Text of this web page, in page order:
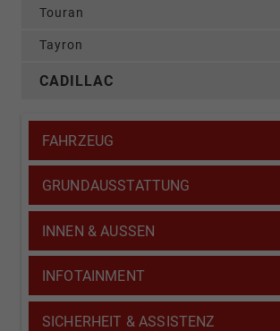
Touran
Tayron
CADILLAC
FAHRZEUG
GRUNDAUSSTATTUNG
INNEN & AUSSEN
INFOTAINMENT
SICHERHEIT & ASSISTENZ